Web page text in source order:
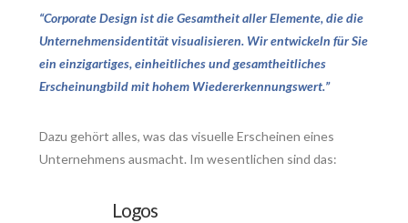
“Cor­po­rate Design ist die Gesamt­heit aller Ele­mente, die die
Unter­neh­mensi­den­ti­tät visua­li­sie­ren. Wir entwickeln für Sie
ein einzigartiges, einheitliches und gesamtheitliches
Erscheinungbild mit hohem Wiedererkennungswert.”
Dazu gehört alles, was das visuelle Erscheinen eines
Unternehmens ausmacht. Im wesentlichen sind das:
Logos